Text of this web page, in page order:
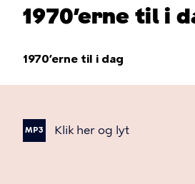
1970’erne til i
1970’erne til i dag
MP3 Klik her og lyt